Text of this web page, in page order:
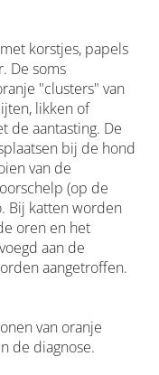
korstjes, papels
De soms
"clusters" van
likken of
de aantasting. De
bij de hond
van de
(op de
Bij katten worden
oren en het
aan de
aangetroffen.
van oranje
de diagnose.